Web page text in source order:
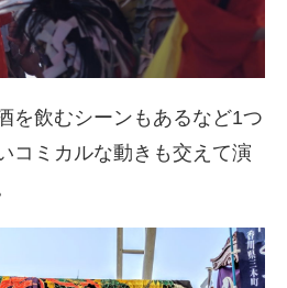
を飲むシーンもあるなど1つ
コミカルな動きも交えて演